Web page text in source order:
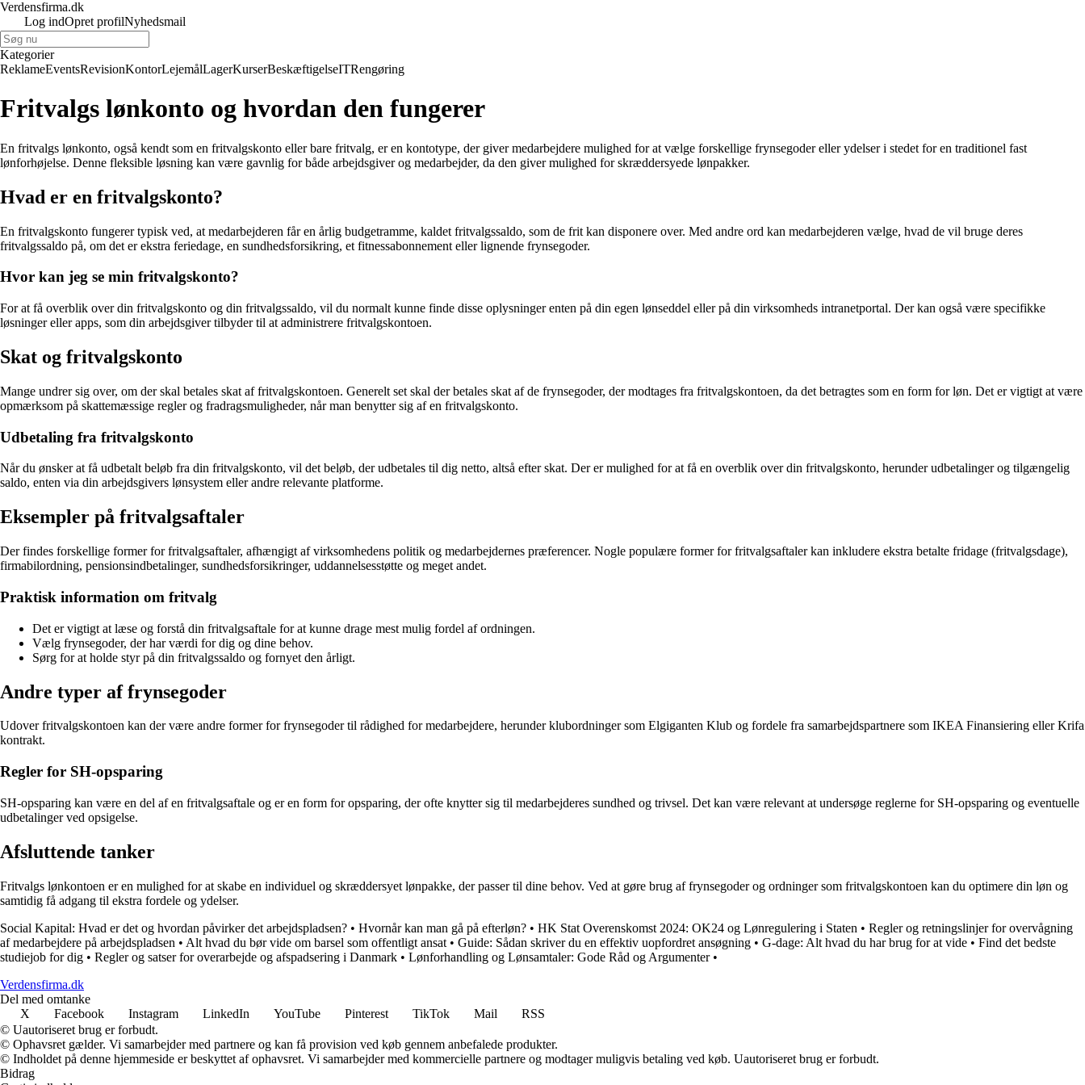
Verdensfirma.dk
Log indOpret profilNyhedsmail
Kategorier
ReklameEventsRevisionKontorLejemålLagerKurserBeskæftigelseITRengøring
Fritvalgs lønkonto og hvordan den fungerer
En fritvalgs lønkonto, også kendt som en fritvalgskonto eller bare fritvalg, er en kontotype, der giver medarbejdere mulighed for at vælge forskellige frynsegoder eller ydelser i stedet for en traditionel fast
lønforhøjelse. Denne fleksible løsning kan være gavnlig for både arbejdsgiver og medarbejder, da den giver mulighed for skræddersyede lønpakker.
Hvad er en fritvalgskonto?
En fritvalgskonto fungerer typisk ved, at medarbejderen får en årlig budgetramme, kaldet fritvalgssaldo, som de frit kan disponere over. Med andre ord kan medarbejderen vælge, hvad de vil bruge deres
fritvalgssaldo på, om det er ekstra feriedage, en sundhedsforsikring, et fitnessabonnement eller lignende frynsegoder.
Hvor kan jeg se min fritvalgskonto?
For at få overblik over din fritvalgskonto og din fritvalgssaldo, vil du normalt kunne finde disse oplysninger enten på din egen lønseddel eller på din virksomheds intranetportal. Der kan også være specifikke
løsninger eller apps, som din arbejdsgiver tilbyder til at administrere fritvalgskontoen.
Skat og fritvalgskonto
Mange undrer sig over, om der skal betales skat af fritvalgskontoen. Generelt set skal der betales skat af de frynsegoder, der modtages fra fritvalgskontoen, da det betragtes som en form for løn. Det er vigtigt at være
opmærksom på skattemæssige regler og fradragsmuligheder, når man benytter sig af en fritvalgskonto.
Udbetaling fra fritvalgskonto
Når du ønsker at få udbetalt beløb fra din fritvalgskonto, vil det beløb, der udbetales til dig netto, altså efter skat. Der er mulighed for at få en overblik over din fritvalgskonto, herunder udbetalinger og tilgængelig
saldo, enten via din arbejdsgivers lønsystem eller andre relevante platforme.
Eksempler på fritvalgsaftaler
Der findes forskellige former for fritvalgsaftaler, afhængigt af virksomhedens politik og medarbejdernes præferencer. Nogle populære former for fritvalgsaftaler kan inkludere ekstra betalte fridage (fritvalgsdage),
firmabilordning, pensionsindbetalinger, sundhedsforsikringer, uddannelsesstøtte og meget andet.
Praktisk information om fritvalg
Det er vigtigt at læse og forstå din fritvalgsaftale for at kunne drage mest mulig fordel af ordningen.
Vælg frynsegoder, der har værdi for dig og dine behov.
Sørg for at holde styr på din fritvalgssaldo og fornyet den årligt.
Andre typer af frynsegoder
Udover fritvalgskontoen kan der være andre former for frynsegoder til rådighed for medarbejdere, herunder klubordninger som Elgiganten Klub og fordele fra samarbejdspartnere som IKEA Finansiering eller Krifa
kontrakt.
Regler for SH-opsparing
SH-opsparing kan være en del af en fritvalgsaftale og er en form for opsparing, der ofte knytter sig til medarbejderes sundhed og trivsel. Det kan være relevant at undersøge reglerne for SH-opsparing og eventuelle
udbetalinger ved opsigelse.
Afsluttende tanker
Fritvalgs lønkontoen er en mulighed for at skabe en individuel og skræddersyet lønpakke, der passer til dine behov. Ved at gøre brug af frynsegoder og ordninger som fritvalgskontoen kan du optimere din løn og
samtidig få adgang til ekstra fordele og ydelser.
Social Kapital: Hvad er det og hvordan påvirker det arbejdspladsen? • Hvornår kan man gå på efterløn? • HK Stat Overenskomst 2024: OK24 og Lønregulering i Staten • Regler og retningslinjer for overvågning
af medarbejdere på arbejdspladsen • Alt hvad du bør vide om barsel som offentligt ansat • Guide: Sådan skriver du en effektiv uopfordret ansøgning • G-dage: Alt hvad du har brug for at vide • Find det bedste
studiejob for dig • Regler og satser for overarbejde og afspadsering i Danmark • Lønforhandling og Lønsamtaler: Gode Råd og Argumenter•
Verdensfirma.dk
Del med omtanke
X
Facebook Instagram LinkedIn YouTube Pinterest TikTok Mail
RSS
© Uautoriseret brug er forbudt.
© Ophavsret gælder. Vi samarbejder med partnere og kan få provision ved køb gennem anbefalede produkter.
© Indholdet på denne hjemmeside er beskyttet af ophavsret. Vi samarbejder med kommercielle partnere og modtager muligvis betaling ved køb. Uautoriseret brug er forbudt.
Bidrag